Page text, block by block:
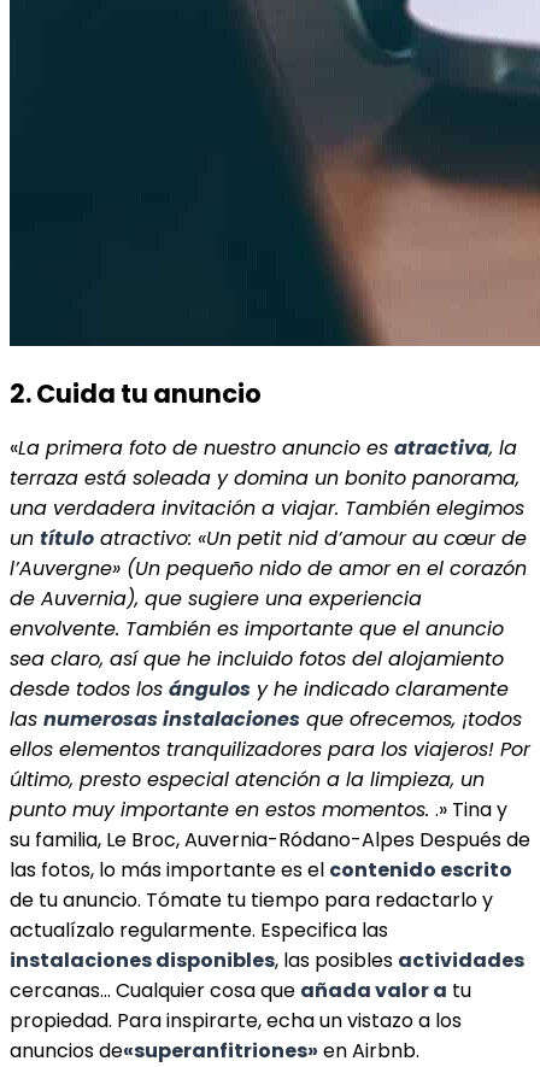
2. Cuida tu anuncio
«La primera foto de nuestro anuncio es atractiva, la
terraza está soleada y domina un bonito panorama,
una verdadera invitación a viajar. También elegimos
un título atractivo: «Un petit nid d’amour au cœur de
l’Auvergne» (Un pequeño nido de amor en el corazón
de Auvernia), que sugiere una experiencia
envolvente. También es importante que el anuncio
sea claro, así que he incluido fotos del alojamiento
desde todos los ángulos y he indicado claramente
las numerosas instalaciones que ofrecemos, ¡todos
ellos elementos tranquilizadores para los viajeros! Por
último, presto especial atención a la limpieza, un
punto muy importante en estos momentos. .» Tina y
su familia, Le Broc, Auvernia-Ródano-Alpes Después de
las fotos, lo más importante es el contenido escrito
de tu anuncio. Tómate tu tiempo para redactarlo y
actualízalo regularmente. Especifica las
instalaciones disponibles, las posibles actividades
cercanas… Cualquier cosa que añada valor a tu
propiedad. Para inspirarte, echa un vistazo a los
anuncios de«superanfitriones» en Airbnb.